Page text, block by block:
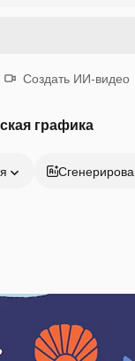
Создать ИИ-видео
графика